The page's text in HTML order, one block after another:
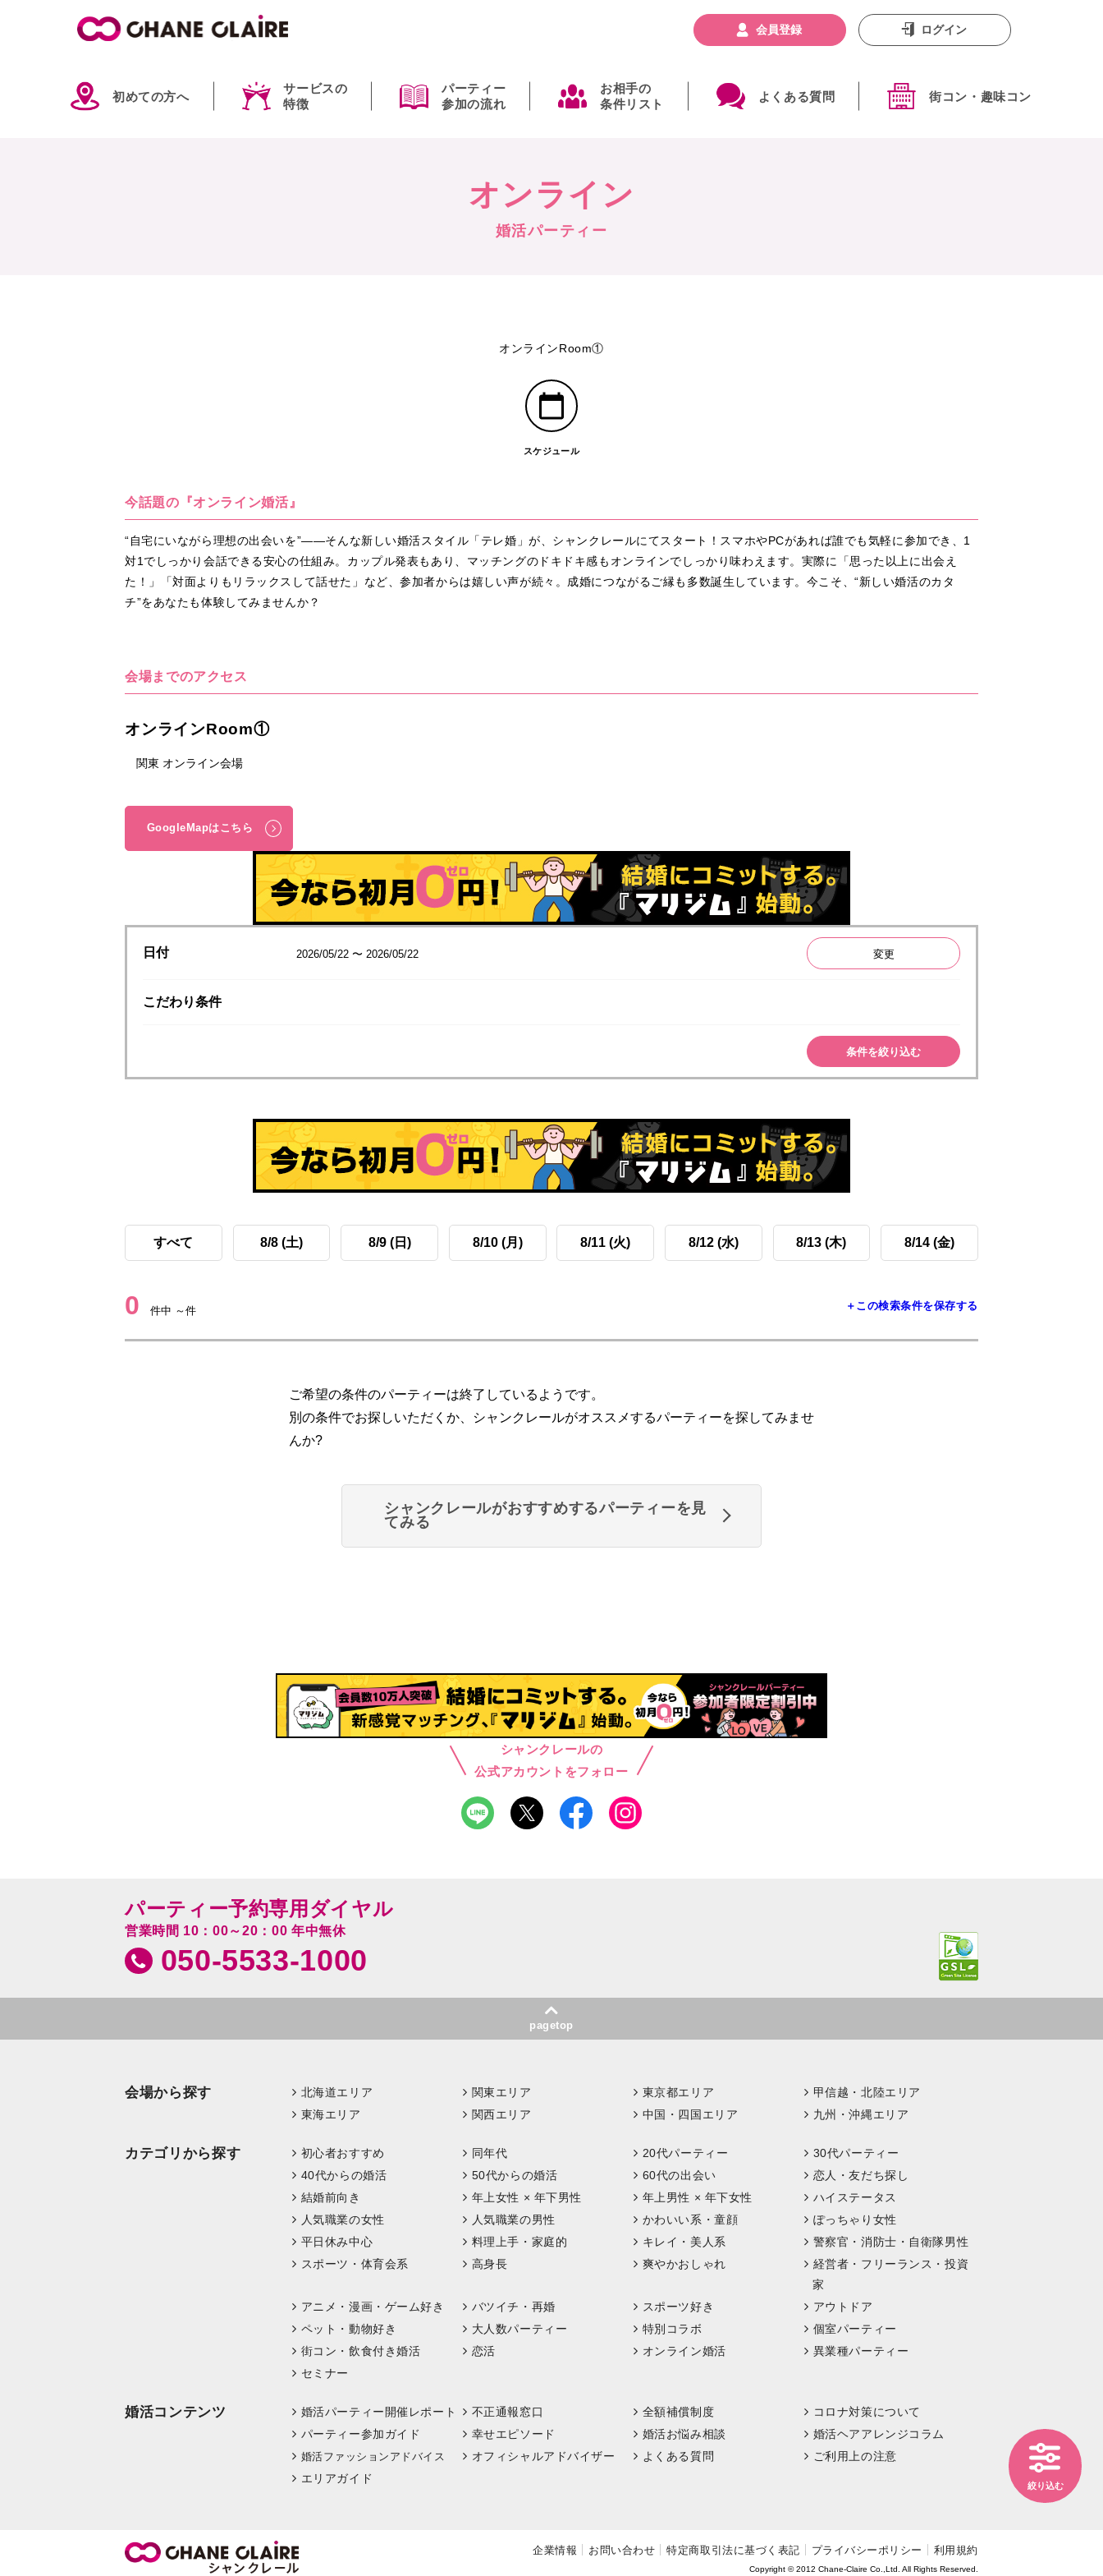
初めての方へ
サービスの
特徴
パーティー
参加の流れ
お相手の
条件リスト
よくある質問 街コン・趣味コン
会員登録 ログイン
オンライン
婚活パーティー
オンラインRoom①
スケジュール
今話題の『オンライン婚活』
“自宅にいながら理想の出会いを”――そんな新しい婚活スタイル「テレ婚」が、シャンクレールにてスタート！スマホやPCがあれば誰でも気軽に参加でき、1
対1でしっかり会話できる安心の仕組み。カップル発表もあり、マッチングのドキドキ感もオンラインでしっかり味わえます。実際に「思った以上に出会え
た！」「対面よりもリラックスして話せた」など、参加者からは嬉しい声が続々。成婚につながるご縁も多数誕生しています。今こそ、“新しい婚活のカタ
チ”をあなたも体験してみませんか？
会場までのアクセス
オンラインRoom①
関東 オンライン会場
GoogleMapはこちら
日付 2026/05/22 〜 2026/05/22 変更
こだわり条件
条件を絞り込む
すべて 8/8 (土) 8/9 (日) 8/10 (月) 8/11 (火) 8/12 (水) 8/13 (木) 8/14 (金)
0 件中 ～件 ＋この検索条件を保存する
ご希望の条件のパーティーは終了しているようです。
別の条件でお探しいただくか、シャンクレールがオススメするパーティーを探してみませ
んか?
シャンクレールがおすすめするパーティーを見
てみる
シャンクレールの
公式アカウントをフォロー
絞り込む
パーティー予約専用ダイヤル
営業時間 10：00～20：00 年中無休
050-5533-1000
pagetop
会場から探す 北海道エリア 関東エリア 東京都エリア
甲信越・北陸エリア
東海エリア
関西エリア 中国・四国エリア 九州・沖縄エリア
カテゴリから探す 初心者おすすめ 同年代 20代パーティー
30代パーティー
40代からの婚活
50代からの婚活 60代の出会い
恋人・友だち探し
結婚前向き
年上女性 × 年下男性 年上男性 × 年下女性
ハイステータス
人気職業の女性
人気職業の男性 かわいい系・童顔
ぽっちゃり女性
平日休み中心
料理上手・家庭的 キレイ・美人系
警察官・消防士・自衛隊男性
スポーツ・体育会系
高身長 爽やかおしゃれ
経営者・フリーランス・投資
家
アニメ・漫画・ゲーム好き
バツイチ・再婚 スポーツ好き
アウトドア
ペット・動物好き
大人数パーティー 特別コラボ
個室パーティー
街コン・飲食付き婚活
恋活 オンライン婚活
異業種パーティー
セミナー
婚活コンテンツ 婚活パーティー開催レポート 不正通報窓口 全額補償制度
コロナ対策について
パーティー参加ガイド
幸せエピソード 婚活お悩み相談 婚活ヘアアレンジコラム
婚活ファッションアドバイス オフィシャルアドバイザー よくある質問
ご利用上の注意
エリアガイド
企業情報 お問い合わせ 特定商取引法に基づく表記 プライバシーポリシー 利用規約
Copyright © 2012 Chane-Claire Co.,Ltd. All Rights Reserved.